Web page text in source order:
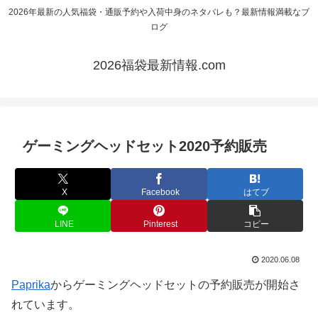
2026年最新の人気福袋・通販予約や入荷中身のネタバレも？最新情報満載なブ
ログ
2026福袋最新情報.com
ゲーミングヘッドセット2020予約販売
X Facebook はてブ
LINE Pinterest コピー
2020.06.08
Paprikaからゲーミングヘッドセットの予約販売が開始さ
れています。